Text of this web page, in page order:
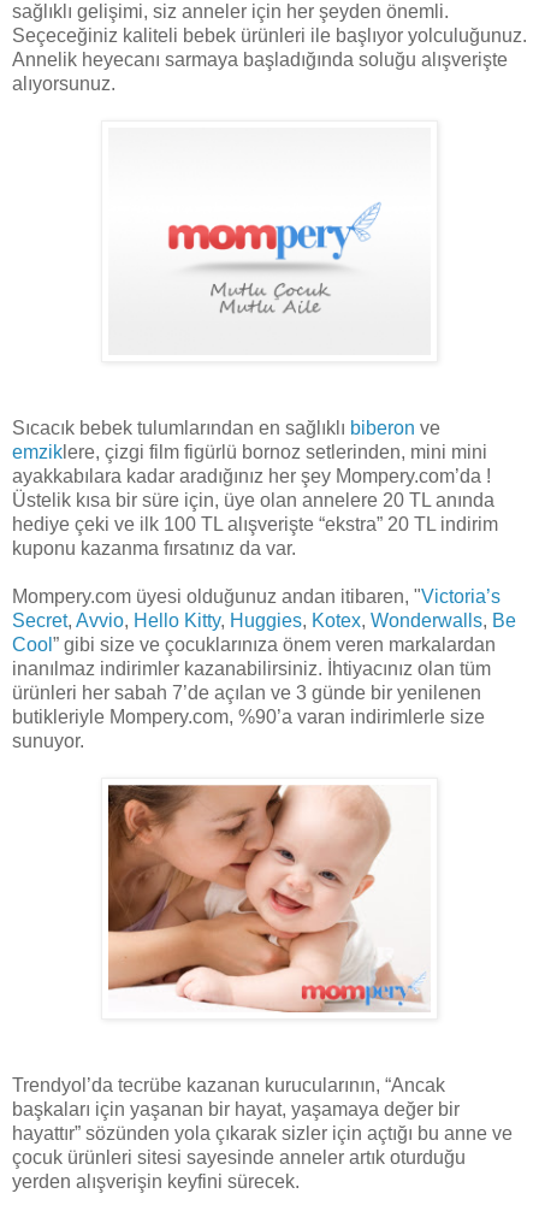
sağlıklı gelişimi, siz anneler için her şeyden önemli.
Seçeceğiniz kaliteli bebek ürünleri ile başlıyor yolculuğunuz.
Annelik heyecanı sarmaya başladığında soluğu alışverişte
alıyorsunuz.
Sıcacık bebek tulumlarından en sağlıklı biberon ve
emzik lere, çizgi film figürlü bornoz setlerinden, mini mini
ayakkabılara kadar aradığınız her şey Mompery.com’da !
Üstelik kısa bir süre için, üye olan annelere 20 TL anında
hediye çeki ve ilk 100 TL alışverişte “ekstra” 20 TL indirim
kuponu kazanma fırsatınız da var.
Mompery.com üyesi olduğunuz andan itibaren, "Victoria’s
Secret, Avvio, Hello Kitty, Huggies, Kotex, Wonderwalls, Be
Cool ” gibi size ve çocuklarınıza önem veren markalardan
inanılmaz indirimler kazanabilirsiniz. İhtiyacınız olan tüm
ürünleri her sabah 7’de açılan ve 3 günde bir yenilenen
butikleriyle Mompery.com, %90’a varan indirimlerle size
sunuyor.
Trendyol’da tecrübe kazanan kurucularının, “Ancak
başkaları için yaşanan bir hayat, yaşamaya değer bir
hayattır” sözünden yola çıkarak sizler için açtığı bu anne ve
çocuk ürünleri sitesi sayesinde anneler artık oturduğu
yerden alışverişin keyfini sürecek.